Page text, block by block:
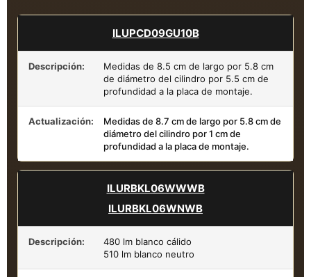
ILUPCD09GU10B
Descripción:
Medidas de 8.5 cm de largo por 5.8 cm
de diámetro del cilindro por 5.5 cm de
profundidad a la placa de montaje.
Actualización:
Medidas de 8.7 cm de largo por 5.8 cm de
diámetro del cilindro por 1 cm de
profundidad a la placa de montaje.
ILURBKL06WWWB
ILURBKL06WNWB
Descripción:
480 lm blanco cálido
510 lm blanco neutro